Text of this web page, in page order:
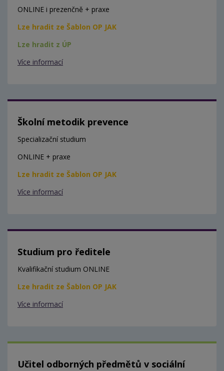
ONLINE i prezenčně + praxe
Lze hradit ze Šablon OP JAK
Lze hradit z ÚP
Více informací
Školní metodik prevence
Specializační studium
ONLINE + praxe
Lze hradit ze Šablon OP JAK
Více informací
Studium pro ředitele
Kvalifikační studium ONLINE
Lze hradit ze Šablon OP JAK
Více informací
Učitel odborných předmětů v sociální